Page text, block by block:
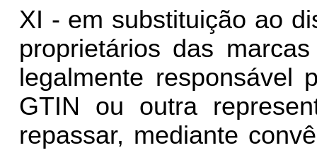
XI - em substituição ao
proprietários das
legalmente responsável
GTIN ou outra
repassar, mediante